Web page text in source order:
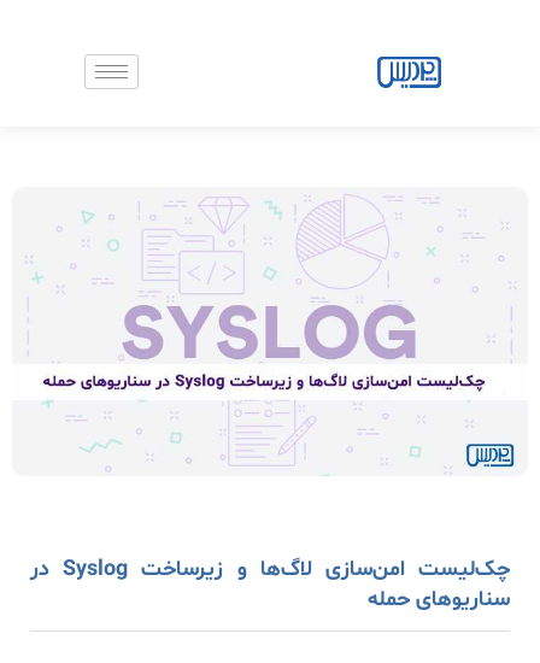
چک‌لیست امن‌سازی لاگ‌ها و زیرساخت Syslog در
سناریوهای حمله